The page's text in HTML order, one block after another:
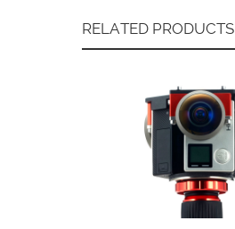
RELATED PRODUCTS